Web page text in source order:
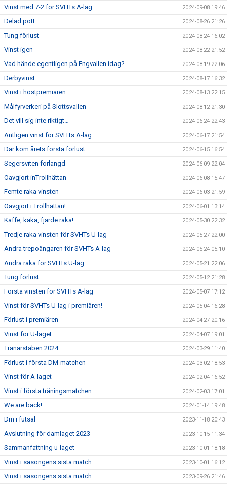
Vinst med 7-2 för SVHTs A-lag 2024-09-08 19:46
Delad pott 2024-08-26 21:26
Tung förlust 2024-08-24 16:02
Vinst igen 2024-08-22 21:52
Vad hände egentligen på Engvallen idag? 2024-08-19 22:06
Derbyvinst 2024-08-17 16:32
Vinst i höstpremiären 2024-08-13 22:15
Målfyrverkeri på Slottsvallen 2024-08-12 21:30
Det vill sig inte riktigt… 2024-06-24 22:43
Äntligen vinst för SVHTs A-lag 2024-06-17 21:54
Där kom årets första förlust 2024-06-15 16:54
Segersviten förlängd 2024-06-09 22:04
Oavgjort inTrollhättan 2024-06-08 15:47
Femte raka vinsten 2024-06-03 21:59
Oavgjort i Trollhättan! 2024-06-01 13:14
Kaffe, kaka, fjärde raka! 2024-05-30 22:32
Tredje raka vinsten för SVHTs U-lag 2024-05-27 22:00
Andra trepoängaren för SVHTs A-lag 2024-05-24 05:10
Andra raka för SVHTs U-lag 2024-05-21 22:06
Tung förlust 2024-05-12 21:28
Första vinsten för SVHTs A-lag 2024-05-07 17:12
Vinst för SVHTs U-lag i premiären! 2024-05-04 16:28
Förlust i premiären 2024-04-27 20:16
Vinst för U-laget 2024-04-07 19:01
Tränarstaben 2024 2024-03-29 11:40
Förlust i första DM-matchen 2024-03-02 18:53
Vinst för A-laget 2024-02-04 16:52
Vinst i första träningsmatchen 2024-02-03 17:01
We are back! 2024-01-14 19:48
Dm i futsal 2023-11-18 20:43
Avslutning för damlaget 2023 2023-10-15 11:34
Sammanfattning u-laget 2023-10-01 18:18
Vinst i säsongens sista match 2023-10-01 16:12
Vinst i säsongens sista match 2023-09-26 21:46